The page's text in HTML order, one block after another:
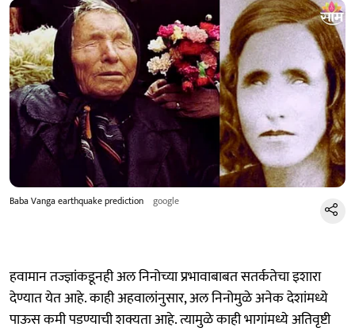
Baba Vanga earthquake prediction google
हवामान तज्ज्ञांकडूनही अल निनोच्या प्रभावाबाबत सतर्कतेचा इशारा
देण्यात येत आहे. काही अहवालांनुसार, अल निनोमुळे अनेक देशांमध्ये
पाऊस कमी पडण्याची शक्यता आहे. त्यामुळे काही भागांमध्ये अतिवृष्टी